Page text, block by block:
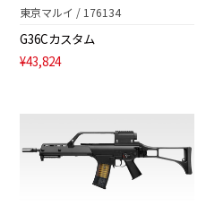
東京マルイ / 176134
G36Cカスタム
¥43,824